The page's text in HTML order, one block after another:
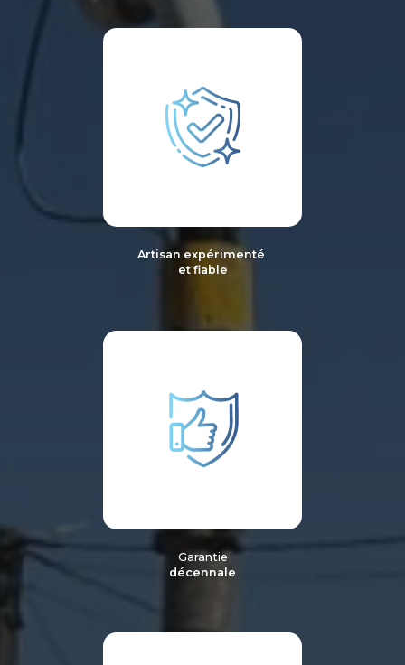
Artisan expérimenté
et fiable
Garantie
décennale